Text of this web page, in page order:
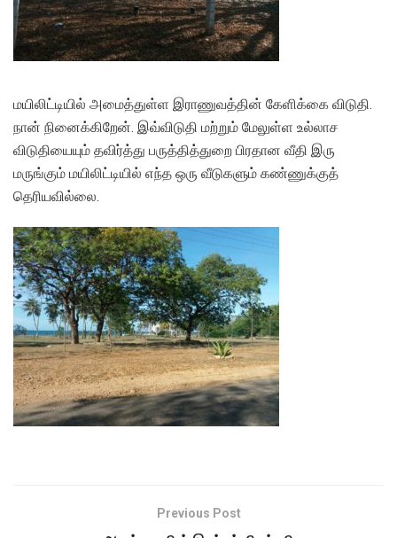
மயிலிட்டியில் அமைத்துள்ள இராணுவத்தின் கேளிக்கை விடுதி.
நான் நினைக்கிறேன். இவ்விடுதி மற்றும் மேலுள்ள உல்லாச
விடுதியையும் தவிர்த்து பருத்தித்துறை பிரதான வீதி இரு
மருங்கும் மயிலிட்டியில் எந்த ஒரு வீடுகளும் கண்ணுக்குத்
தெரியவில்லை.
Previous Post